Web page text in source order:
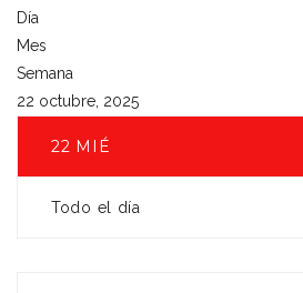
Día
Mes
Semana
22 octubre, 2025
22 MIÉ
Todo el día